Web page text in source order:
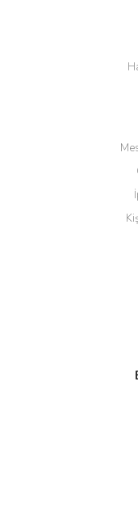
Ürün resmi
Ürün
Ürün bilgilerinde
Ürün fiyatı diğer
Bu ürüne benzer